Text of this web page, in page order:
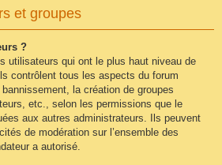
et groupes
?
utilisateurs qui ont le plus haut niveau de
contrôlent tous les aspects du forum
la création de groupes
etc., selon les permissions que le
aux autres administrateurs. Ils peuvent
de modération sur l’ensemble des
a autorisé.